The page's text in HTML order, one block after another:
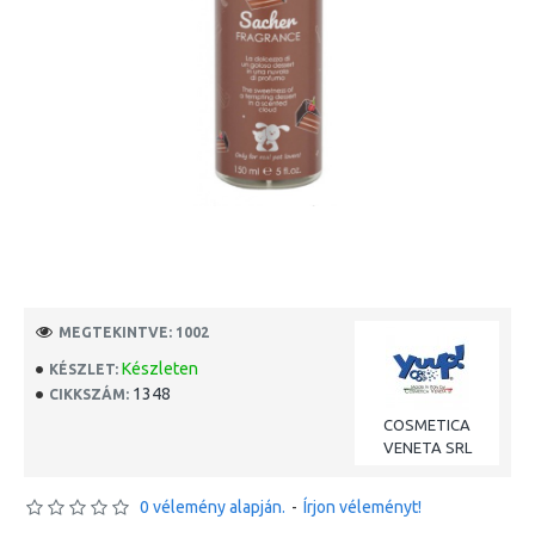
KÉSZLET: Készleten
CIKKSZÁM: 1348
COSMETICA
VENETA SRL
MEGTEKINTVE: 1002
0 vélemény alapján. - Írjon véleményt!